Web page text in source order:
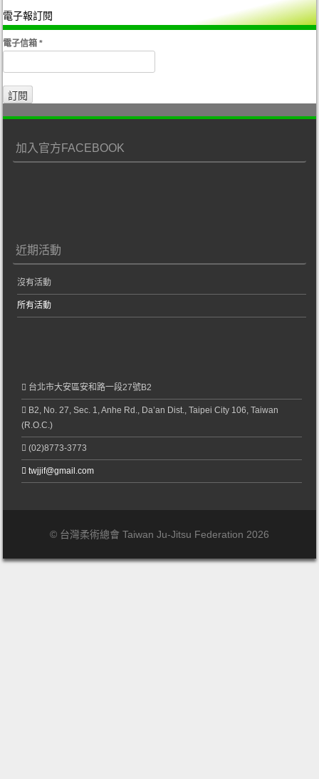
電子報訂閱
電子信箱*
加入官方FACEBOOK
近期活動
沒有活動
所有活動
台北市大安區安和路一段27號B2
B2, No. 27, Sec. 1, Anhe Rd., Da’an Dist., Taipei City 106, Taiwan
(R.O.C.)
(02)8773-3773
twjjif@gmail.com
© 台灣柔術總會 Taiwan Ju-Jitsu Federation 2026